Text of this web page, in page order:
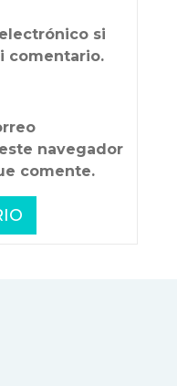
si
comentario.
navegador
comente.